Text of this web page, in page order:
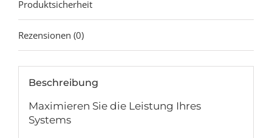
Produktsicherheit
Rezensionen (0)
Beschreibung
Maximieren Sie die Leistung Ihres
Systems